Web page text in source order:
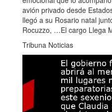
avión privado desde
llegó a su Rosario natal
Rocuzzo, …El cargo Llega
Tribuna Noticias